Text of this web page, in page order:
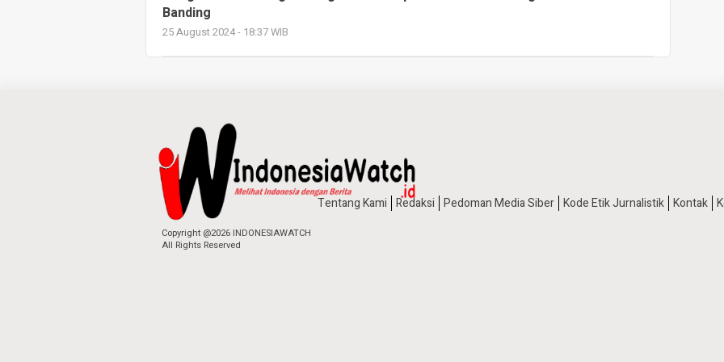
Banding
25 August 2024 - 18:37 WIB
Copyright @2026 INDONESIAWATCH
All Rights Reserved
Tentang Kami Redaksi Pedoman Media Siber Kode Etik Jurnalistik Kontak